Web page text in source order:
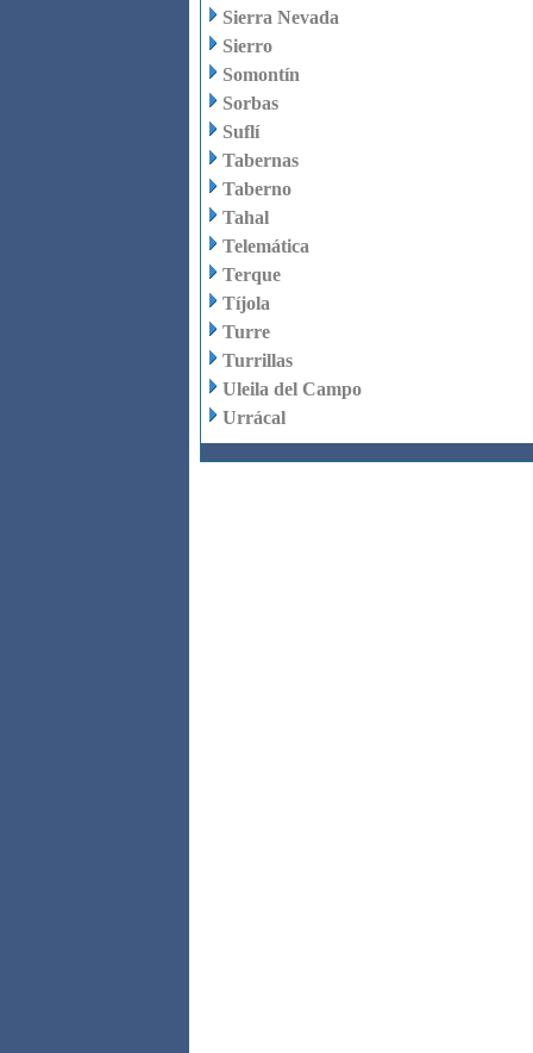
Sierra Nevada
Sierro
Somontín
Sorbas
Suflí
Tabernas
Taberno
Tahal
Telemática
Terque
Tíjola
Turre
Turrillas
Uleila del Campo
Urrácal